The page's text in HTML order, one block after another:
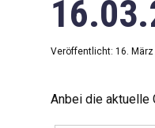
Bildung
Vereine
Veröffentlicht: 16. März
Anbei die aktuelle